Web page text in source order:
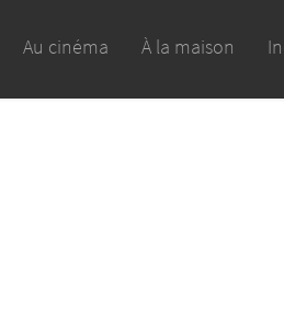
Au cinéma À la maison